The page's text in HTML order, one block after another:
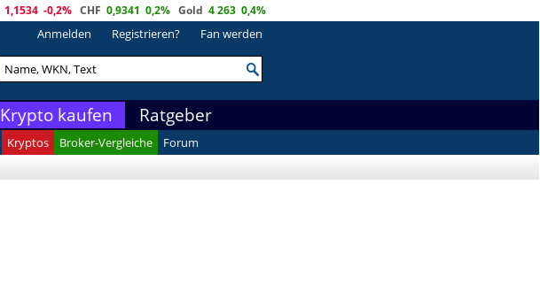
1,1534 -0,2% CHF 0,9341 0,2% Gold 4 263 0,4%
Anmelden Registrieren? Fan werden
Krypto kaufen Ratgeber
Kryptos Broker-Vergleiche
Forum